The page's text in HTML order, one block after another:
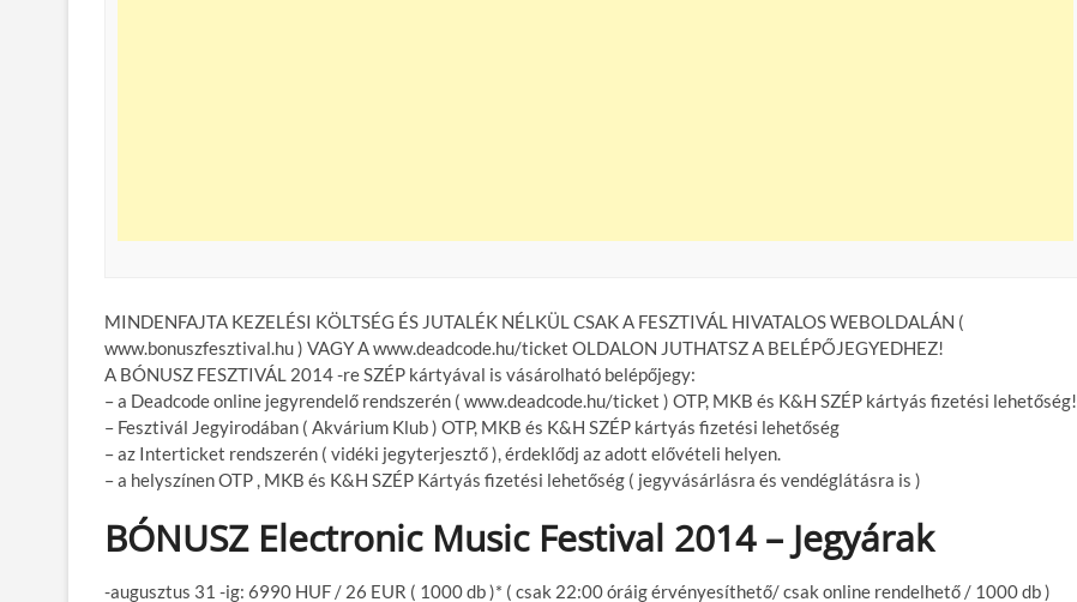
MINDENFAJTA KEZELÉSI KÖLTSÉG ÉS JUTALÉK NÉLKÜL CSAK A FESZTIVÁL HIVATALOS WEBOLDALÁN (
www.bonuszfesztival.hu ) VAGY A www.deadcode.hu/ticket OLDALON JUTHATSZ A BELÉPŐJEGYEDHEZ!
A BÓNUSZ FESZTIVÁL 2014 -re SZÉP kártyával is vásárolható belépőjegy:
– a Deadcode online jegyrendelő rendszerén ( www.deadcode.hu/ticket ) OTP, MKB és K&H SZÉP kártyás fizetési lehetőség!
– Fesztivál Jegyirodában ( Akvárium Klub ) OTP, MKB és K&H SZÉP kártyás fizetési lehetőség
– az Interticket rendszerén ( vidéki jegyterjesztő ), érdeklődj az adott elővételi helyen.
– a helyszínen OTP , MKB és K&H SZÉP Kártyás fizetési lehetőség ( jegyvásárlásra és vendéglátásra is )
BÓNUSZ Electronic Music Festival 2014 – Jegyárak
-augusztus 31 -ig: 6990 HUF / 26 EUR ( 1000 db )* ( csak 22:00 óráig érvényesíthető/ csak online rendelhető / 1000 db )